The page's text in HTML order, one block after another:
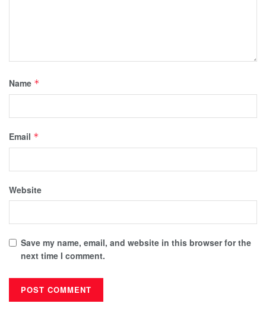
Name *
Email *
Website
Save my name, email, and website in this browser for the
next time I comment.